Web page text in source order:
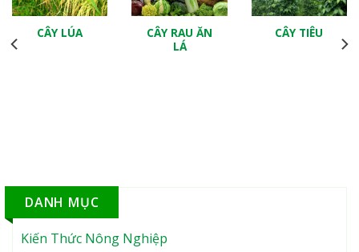
CÂY LÚA
CÂY RAU ĂN
LÁ
CÂY TIÊU
DANH MỤC
Kiến Thức Nông Nghiệp